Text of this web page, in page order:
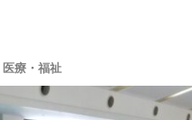
医療・福祉